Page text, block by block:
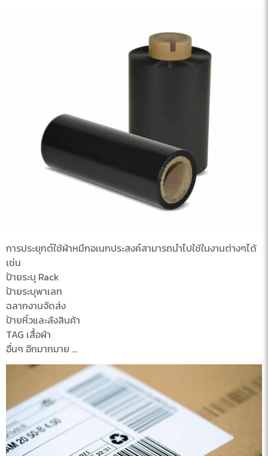
การประยุกต์ใช้ผ้าหมึกอเนกประสงค์สามารถนำไปใช้ในงานต่างๆได้
เช่น
ป้ายระบุ Rack
ป้ายระบุพาเลท
ฉลากงานจัดส่ง
ป้ายหิ้วและลังสินค้า
TAG เสื้อผ้า
อื่นๆ อีกมากมาย …